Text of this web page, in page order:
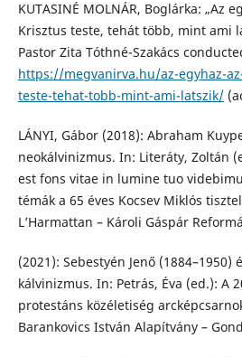
KUTASINÉ MOLNÁR, Boglárka: „Az
Krisztus teste, tehát több, mint ami
Pastor Zita Tóthné-Szakács
https://megvanirva.hu/az-egyhaz-
teste-tehat-tobb-mint-ami-latszik/
LÁNYI, Gábor (2018): Abraham
neokálvinizmus. In: Literáty, Zoltán
est fons vitae in lumine tuo
témák a 65 éves Kocsev Miklós
L’Harmattan – Károli Gáspár
(2021): Sebestyén Jenő (1884–1950)
kálvinizmus. In: Petrás, Éva (ed.): A
protestáns közéletiség
Barankovics István Alapítvány –